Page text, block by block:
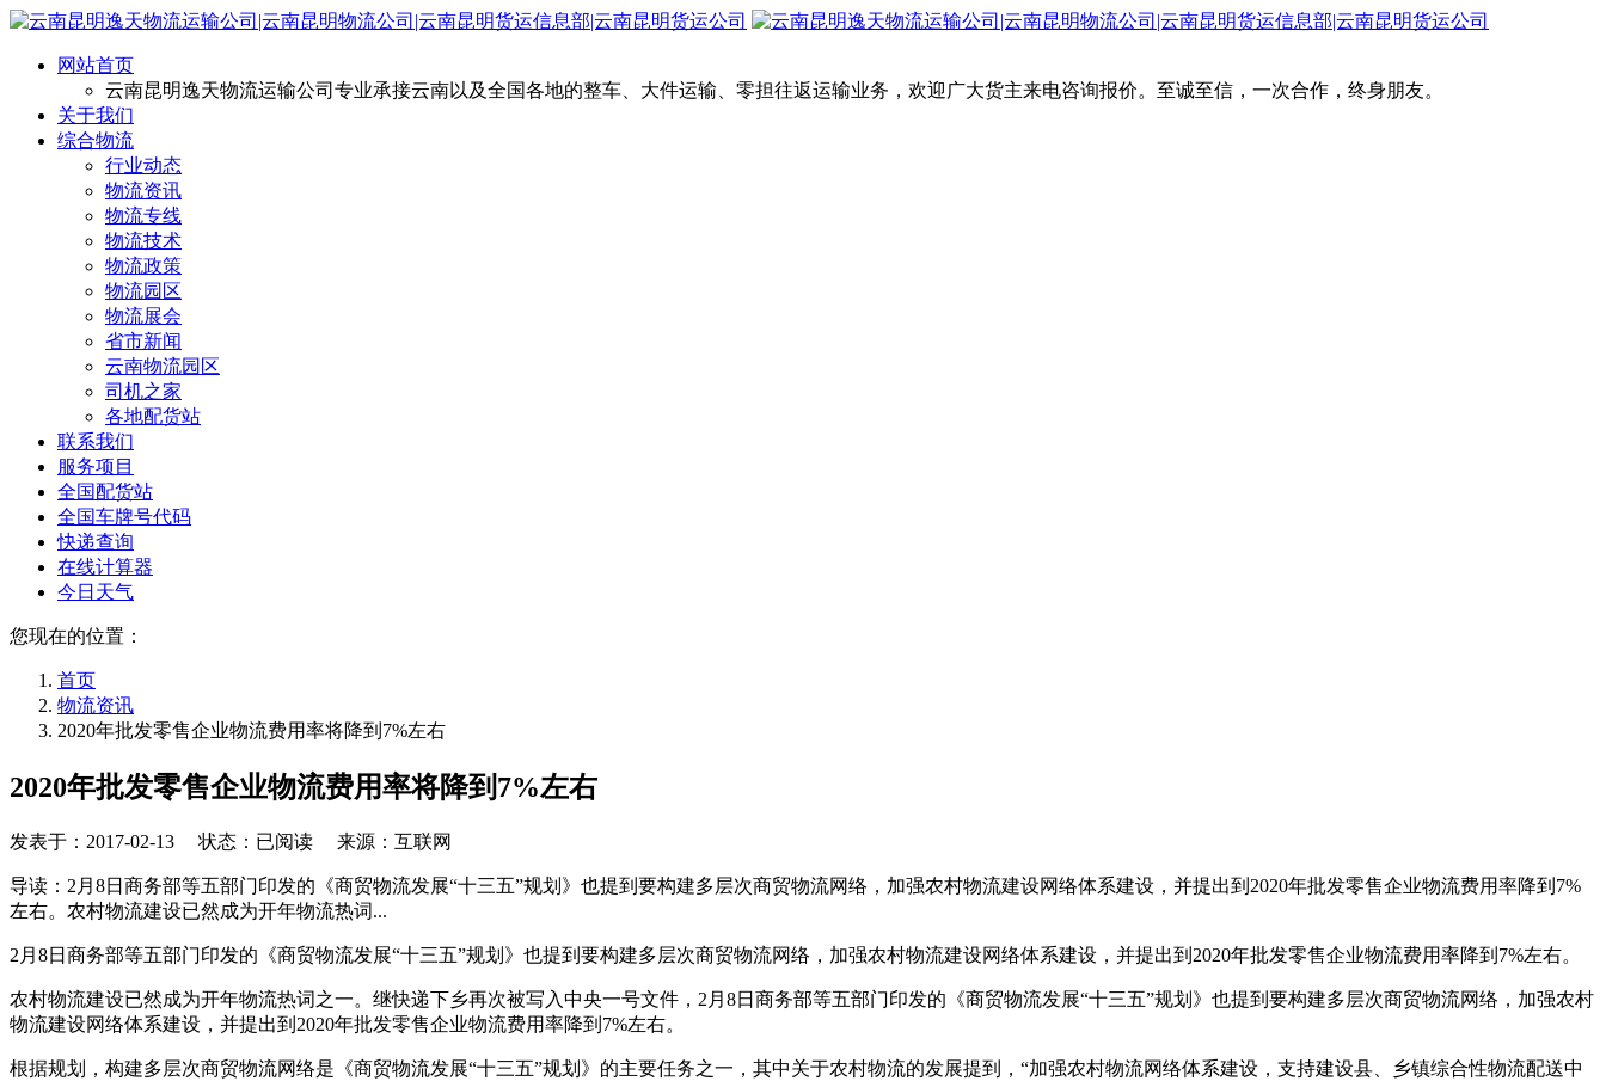
网站首页
云南昆明逸天物流运输公司专业承接云南以及全国各地的整车、大件运输、零担往返运输业务，欢迎广大货主来电咨询报价。至诚至信，一次合作，终身朋友。
关于我们
综合物流
行业动态
物流资讯
物流专线
物流技术
物流政策
物流园区
物流展会
省市新闻
云南物流园区
司机之家
各地配货站
联系我们
服务项目
全国配货站
全国车牌号代码
快递查询
在线计算器
今日天气
您现在的位置：
首页
物流资讯
2020年批发零售企业物流费用率将降到7%左右
2020年批发零售企业物流费用率将降到7%左右
发表于： 2017-02-13 状态：已阅读 来源：互联网
导读：2月8日商务部等五部门印发的《商贸物流发展“十三五”规划》也提到要构建多层次商贸物流网络，加强农村物流建设网络体系建设，并提出到2020年批发零售企业物流费用率降到7%
左右。农村物流建设已然成为开年物流热词...
2月8日商务部等五部门印发的《商贸物流发展“十三五”规划》也提到要构建多层次商贸物流网络，加强农村物流建设网络体系建设，并提出到2020年批发零售企业物流费用率降到7%左右。
农村物流建设已然成为开年物流热词之一。继快递下乡再次被写入中央一号文件，2月8日商务部等五部门印发的《商贸物流发展“十三五”规划》也提到要构建多层次商贸物流网络，加强农村
物流建设网络体系建设，并提出到2020年批发零售企业物流费用率降到7%左右。
根据规划，构建多层次商贸物流网络是《商贸物流发展“十三五”规划》的主要任务之一，其中关于农村物流的发展提到，“加强农村物流网络体系建设，支持建设县、乡镇综合性物流配送中